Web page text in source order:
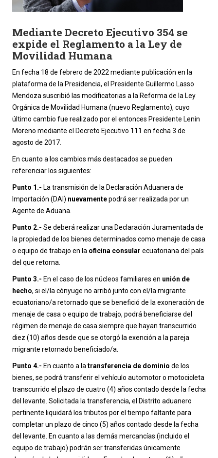
Mediante Decreto Ejecutivo 354 se
expide el Reglamento a la Ley de
Movilidad Humana
En fecha 18 de febrero de 2022 mediante publicación en la
plataforma de la Presidencia, el Presidente Guillermo Lasso
Mendoza suscribió las modificatorias a la Reforma de la Ley
Orgánica de Movilidad Humana (nuevo Reglamento), cuyo
último cambio fue realizado por el entonces Presidente Lenin
Moreno mediante el Decreto Ejecutivo 111 en fecha 3 de
agosto de 2017.
En cuanto a los cambios más destacados se pueden
referenciar los siguientes:
Punto 1.- La transmisión de la Declaración Aduanera de
Importación (DAI) nuevamentepodrá ser realizada por un
Agente de Aduana.
Punto 2.- Se deberá realizar una Declaración Juramentada de
la propiedad de los bienes determinados como menaje de casa
o equipo de trabajo en la oficina consular ecuatoriana del país
del que retorna.
Punto 3.- En el caso de los núcleos familiares en unión de
hecho, si el/la cónyuge no arribó junto con el/la migrante
ecuatoriano/a retornado que se benefició de la exoneración de
menaje de casa o equipo de trabajo, podrá beneficiarse del
régimen de menaje de casa siempre que hayan transcurrido
diez (10) años desde que se otorgó la exención a la pareja
migrante retornado beneficiado/a.
Punto 4.- En cuanto a la transferencia de dominio de los
bienes, se podrá transferir el vehículo automotor o motocicleta
transcurrido el plazo de cuatro (4) años contado desde la fecha
del levante. Solicitada la transferencia, el Distrito aduanero
pertinente liquidará los tributos por el tiempo faltante para
completar un plazo de cinco (5) años contado desde la fecha
del levante. En cuanto a las demás mercancías (incluido el
equipo de trabajo) podrán ser transferidas únicamente